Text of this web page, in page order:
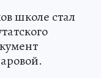
школе стал